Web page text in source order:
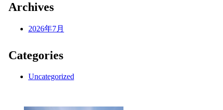
Archives
2026年7月
Categories
Uncategorized